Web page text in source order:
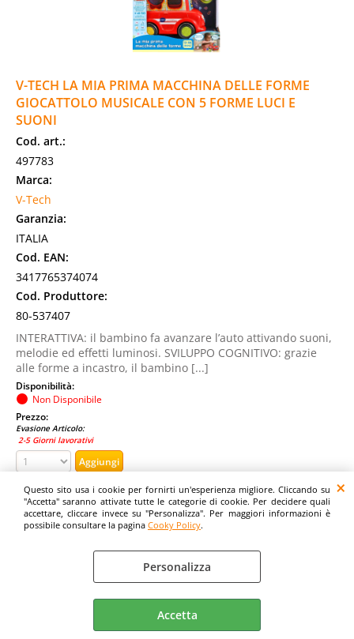
Questo sito usa i cookie per fornirti un'esperienza migliore. Cliccando su
"Accetta" saranno attivate tutte le categorie di cookie. Per decidere quali
accettare, cliccare invece su "Personalizza". Per maggiori informazioni è
possibile consultare la pagina Cooky Policy.
Personalizza
Accetta
V-TECH LA MIA PRIMA MACCHINA DELLE FORME
GIOCATTOLO MUSICALE CON 5 FORME LUCI E
SUONI
Cod. art.:
497783
Marca:
V-Tech
Garanzia:
ITALIA
Cod. EAN:
3417765374074
Cod. Produttore:
80-537407
INTERATTIVA: il bambino fa avanzare l’auto attivando suoni,
melodie ed effetti luminosi. SVILUPPO COGNITIVO: grazie
alle forme a incastro, il bambino [...]
Disponibilità:
Non Disponibile
Prezzo:
Evasione Articolo:
2-5 Giorni lavorativi
V-TECH LE MAGICHE MARACAS LUMINOSE